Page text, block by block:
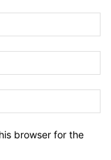
browser for the